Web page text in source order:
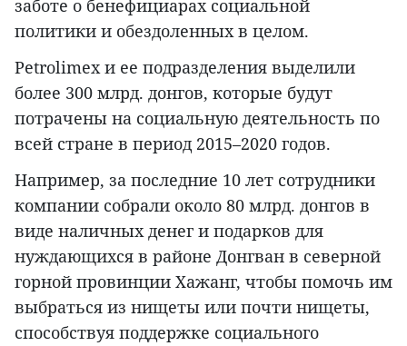
заботе о бенефициарах социальной
политики и обездоленных в целом.
Petrolimex и ее подразделения выделили
более 300 млрд. донгов, которые будут
потрачены на социальную деятельность по
всей стране в период 2015–2020 годов.
Например, за последние 10 лет сотрудники
компании собрали около 80 млрд. донгов в
виде наличных денег и подарков для
нуждающихся в районе Донгван в северной
горной провинции Хажанг, чтобы помочь им
выбраться из нищеты или почти нищеты,
способствуя поддержке социального